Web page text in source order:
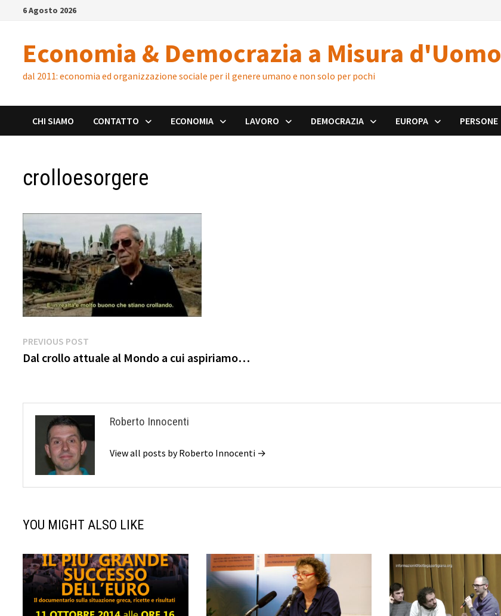
6 Agosto 2026
Economia & Democrazia a Misura d'Uomo
dal 2011: economia ed organizzazione sociale per il genere umano e non solo per pochi
CHI SIAMO CONTATTO ECONOMIA LAVORO DEMOCRAZIA EUROPA PERSONE
crolloesorgere
Navigazione
articoli
PREVIOUS POST
post:
Dal crollo attuale al Mondo a cui aspiriamo…
Roberto Innocenti
View all posts by Roberto Innocenti →
YOU MIGHT ALSO LIKE